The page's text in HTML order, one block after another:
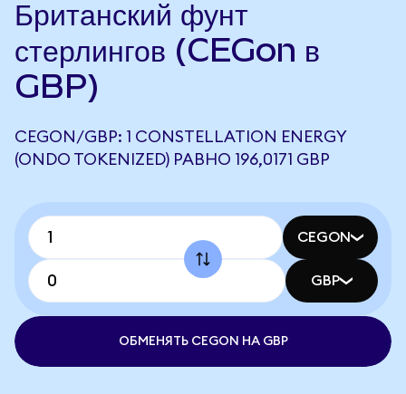
Британский фунт
стерлингов (CEGon в
GBP)
CEGON/GBP: 1 CONSTELLATION ENERGY
(ONDO TOKENIZED) РАВНО 196,0171 GBP
CEGON
GBP
ОБМЕНЯТЬ CEGON НА GBP